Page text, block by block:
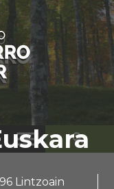
Lintzoain